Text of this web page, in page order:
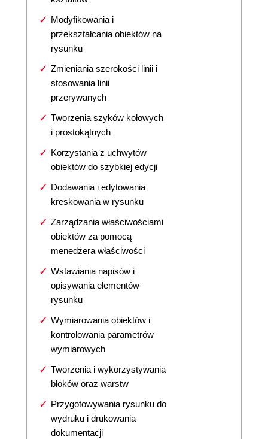
Modyfikowania i
przekształcania obiektów na
rysunku
Zmieniania szerokości linii i
stosowania linii
przerywanych
Tworzenia szyków kołowych
i prostokątnych
Korzystania z uchwytów
obiektów do szybkiej edycji
Dodawania i edytowania
kreskowania w rysunku
Zarządzania właściwościami
obiektów za pomocą
menedżera właściwości
Wstawiania napisów i
opisywania elementów
rysunku
Wymiarowania obiektów i
kontrolowania parametrów
wymiarowych
Tworzenia i wykorzystywania
bloków oraz warstw
Przygotowywania rysunku do
wydruku i drukowania
dokumentacji